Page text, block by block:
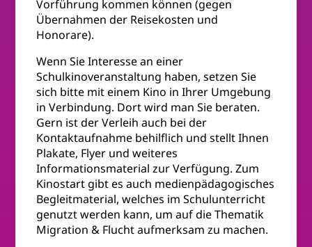
Vorführung kommen können (gegen
Übernahmen der Reisekosten und
Honorare).
Wenn Sie Interesse an einer
Schulkinoveranstaltung haben, setzen Sie
sich bitte mit einem Kino in Ihrer Umgebung
in Verbindung. Dort wird man Sie beraten.
Gern ist der Verleih auch bei der
Kontaktaufnahme behilflich und stellt Ihnen
Plakate, Flyer und weiteres
Informationsmaterial zur Verfügung. Zum
Kinostart gibt es auch medienpädagogisches
Begleitmaterial, welches im Schulunterricht
genutzt werden kann, um auf die Thematik
Migration & Flucht aufmerksam zu machen.